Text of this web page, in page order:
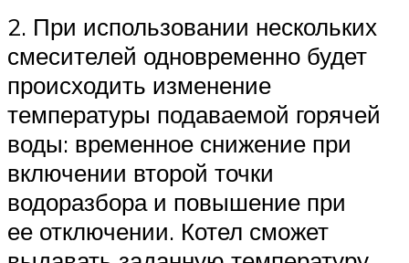
2. При использовании нескольких
смесителей одновременно будет
происходить изменение
температуры подаваемой горячей
воды: временное снижение при
включении второй точки
водоразбора и повышение при
ее отключении. Котел сможет